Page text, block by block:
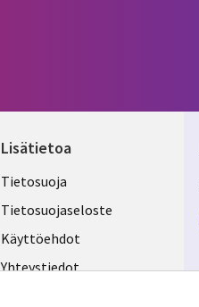
Lisätietoa
Legal
FINLAND
Tietosuoja
Tietosuojaseloste
Käyttöehdot
Yhteystiedot